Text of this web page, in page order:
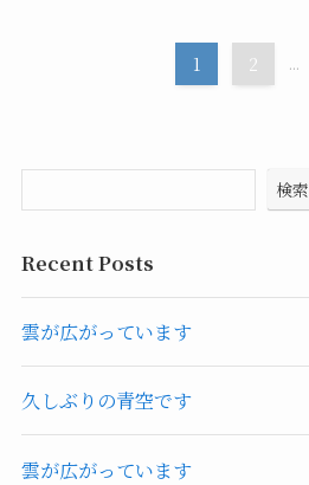
1 2 ...
検索
Recent Posts
雲が広がっています
久しぶりの青空です
雲が広がっています